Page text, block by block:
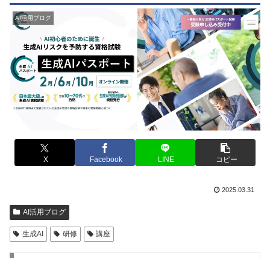
AI活用ブログ
X Facebook LINE コピー
2025.03.31
AI活用ブログ
生成AI 研修 講座